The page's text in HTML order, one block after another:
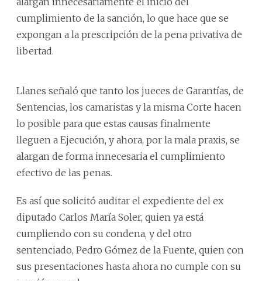
cumplimiento de la sanción, lo que hace que se
expongan a la prescripción de la pena privativa de
libertad.
Llanes señaló que tanto los jueces de Garantías, de
Sentencias, los camaristas y la misma Corte hacen
lo posible para que estas causas finalmente
lleguen a Ejecución, y ahora, por la mala praxis, se
alargan de forma innecesaria el cumplimiento
efectivo de las penas.
Es así que solicitó auditar el expediente del ex
diputado Carlos María Soler, quien ya está
cumpliendo con su condena, y del otro
sentenciado, Pedro Gómez de la Fuente, quien con
sus presentaciones hasta ahora no cumple con su